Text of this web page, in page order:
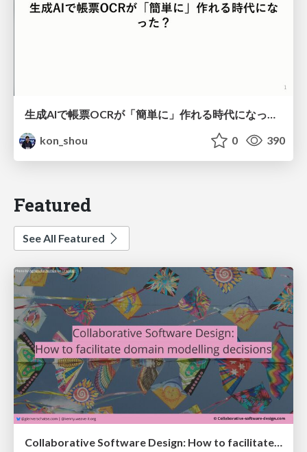
生成AIで帳票OCRが「簡単に」作れる時代になった？
kon_shou
0 390
Featured
See All Featured
Collaborative Software Design: How to facilitate domain modelling decisions